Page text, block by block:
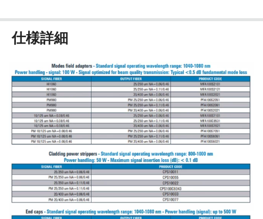
仕様詳細